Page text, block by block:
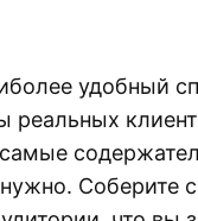
удобный
реальных
Соберите